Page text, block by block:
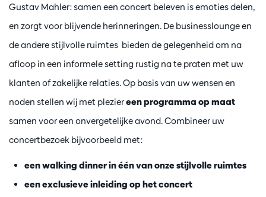
Gustav Mahler: samen een concert beleven is emoties delen,
en zorgt voor blijvende herinneringen. De businesslounge en
de andere stijlvolle ruimtes bieden de gelegenheid om na
afloop in een informele setting rustig na te praten met uw
klanten of zakelijke relaties. Op basis van uw wensen en
noden stellen wij met pleziereen programma op maat
samen voor een onvergetelijke avond. Combineer uw
concertbezoek bijvoorbeeld met:
een walking dinner in één van onze stijlvolle ruimtes
een exclusieve inleiding op het concert